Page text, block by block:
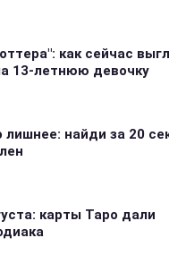
как сейчас
13-летнюю девочку
лишнее: найди за 20
карты Таро дали